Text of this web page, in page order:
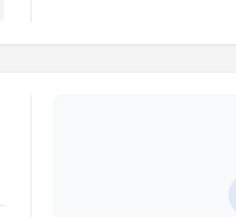
Randevu Takvimi Talebi
Aile Danışmanı Merve